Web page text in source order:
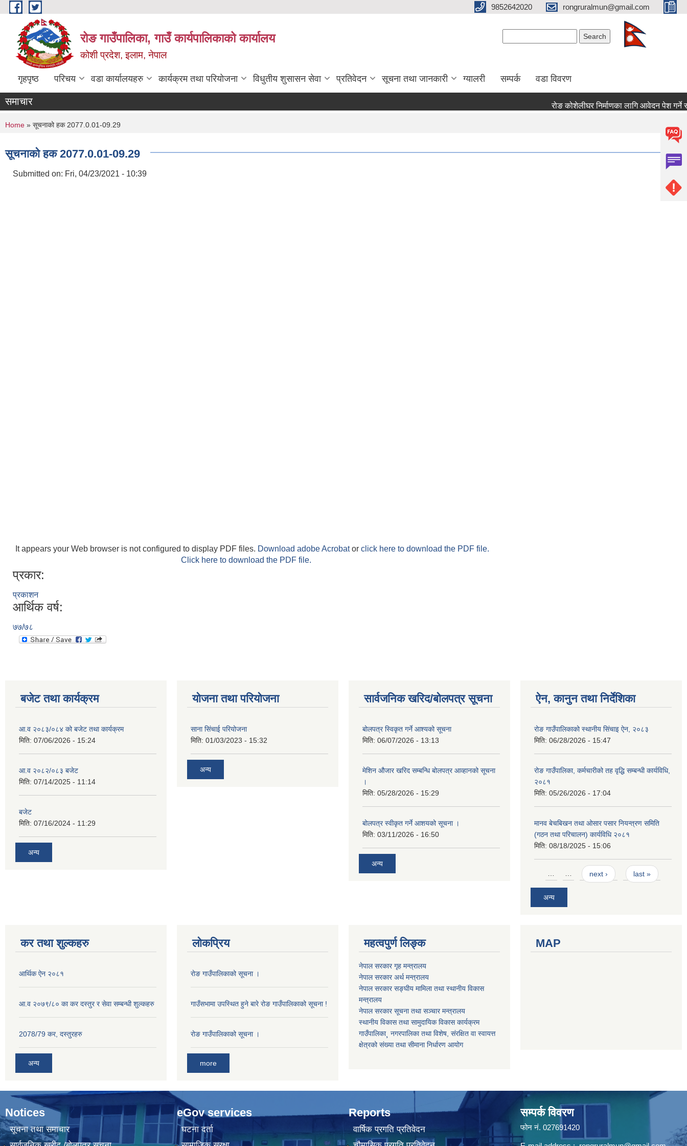
Skip to main content 9852642020 rongruralmun@gmail.com
रोङ गाउँपालिका, गाउँ कार्यपालिकाको कार्यालय
कोशी प्रदेश, इलाम, नेपाल
गृहपृष्ठ परिचय वडा कार्यालयहरु कार्यक्रम तथा परियोजना विधुतीय शुसासन सेवा प्रतिवेदन सूचना तथा जानकारी ग्यालरी सम्पर्क वडा विवरण
समाचार रोङ कोशेलीघर निर्माणका लागि आवेदन पेश गर्ने
You are here
Home » सूचनाको हक 2077.0.01-09.29
सूचनाको हक 2077.0.01-09.29
Submitted on: Fri, 04/23/2021 - 10:39
It appears your Web browser is not configured to display PDF files. Download adobe Acrobator click here to download the PDF file.
Click here to download the PDF file.
प्रकार:
प्रकाशन
आर्थिक वर्ष:
७७/७८
बजेट तथा कार्यक्रम
आ.व २०८३/०८४ को बजेट तथा कार्यक्रम
मिति: 07/06/2026 - 15:24
आ.व २०८२/०८३ बजेट
मिति: 07/14/2025 - 11:14
बजेट
मिति: 07/16/2024 - 11:29
अन्य
योजना तथा परियोजना
साना सिंचाई परियोजना
मिति: 01/03/2023 - 15:32
अन्य
सार्वजनिक खरिद/बोलपत्र सूचना
बोलपत्र स्विकृत गर्ने आश्यको सूचना
मिति: 06/07/2026 - 13:13
मेशिन औजार खरिद सम्बन्धि बोलपत्र आव्हानको सूचना
।
मिति: 05/28/2026 - 15:29
बोलपत्र स्वीकृत गर्ने आशयको सूचना ।
मिति: 03/11/2026 - 16:50
अन्य
ऐन, कानुन तथा निर्देशिका
रोङ गाउँपालिकाको स्थानीय सिंचाइ ऐन, २०८३
मिति: 06/28/2026 - 15:47
रोङ गाउँपालिका, कर्मचारीको तह वृद्धि सम्बन्धी कार्यविधि,
२०८१
मिति: 05/26/2026 - 17:04
मानव बेचबिखन तथा ओसार पसार नियन्त्रण समिति
(गठन तथा परिचालन) कार्यविधि २०८१
मिति: 08/18/2025 - 15:06
Pages
… … next › last »
अन्य
कर तथा शुल्कहरु
आर्थिक ऐन २०८१
आ.व २०७९/८० का कर दस्तुर र सेवा सम्बन्धी शुल्कहरु
2078/79 कर, दस्तुरहरु
अन्य
लोकप्रिय
राेङ गाउँपालिकाको सूचना ।
गाउँसभामा उपस्थित हुने बारे रोङ गाउँपालिकाको सूचना !
राेङ गाउँपालिकाको सूचना ।
more
महत्वपुर्ण लिङ्क
नेपाल सरकार गृह मन्त्रालय
नेपाल सरकार अर्थ मन्त्रालय
नेपाल सरकार सङ्घीय मामिला तथा स्थानीय विकास
मन्त्रालय
नेपाल सरकार सूचना तथा सञ्चार मन्त्रालय
स्थानीय विकास तथा सामुदायिक विकास कार्यक्रम
गाउँपालिका¸ नगरपालिका तथा विशेष, संरक्षित वा स्वायत्त
क्षेत्रको संख्या तथा सीमाना निर्धारण आयोग
MAP
Notices
सूचना तथा समाचार
eGov services
घटना दर्ता
Reports
वार्षिक प्रगति प्रतिवेदन
सम्पर्क विवरण
फोन न‌ं. 027691420